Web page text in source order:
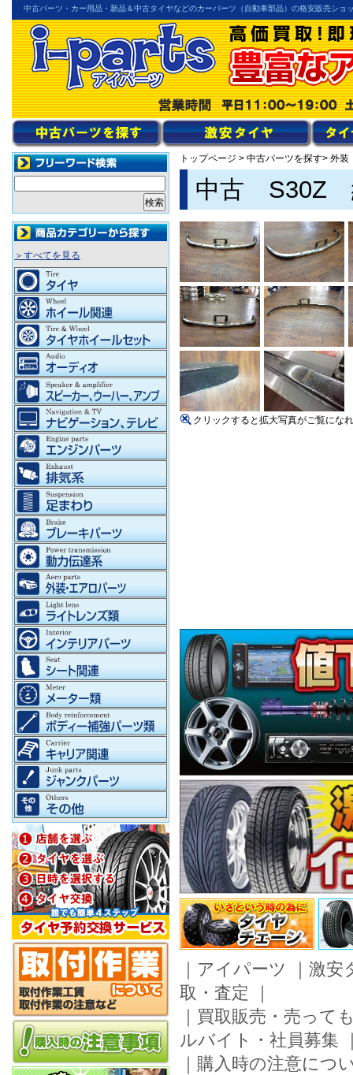
中古パーツ・カー用品・新品＆中古タイヤなどのカーパーツ（自動車部品）の格安販売ショ
トップページ > 中古パーツを探す> 外装
中古 S30Z
クリックすると拡大写真がご覧にな
｜ アイパーツ ｜ 激安
取・査定 ｜
｜ 買取販売・売って
ルバイト・社員募集
｜ 購入時の注意につ
＞すべてを見る